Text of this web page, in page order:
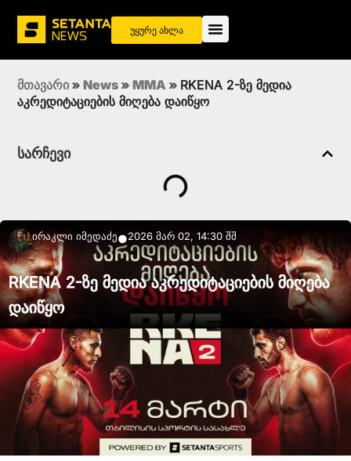
უყურე ახლა
მთავარი » News » MMA » RKENA 2-ზე მედია
აკრედიტაციების მიღება დაიწყო
სარჩევი
Ირაკლი Იმედაძე●2026 მარ 02, 14:30 შშ
RKENA 2-ზე მედია აკრედიტაციების მიღება
დაიწყო